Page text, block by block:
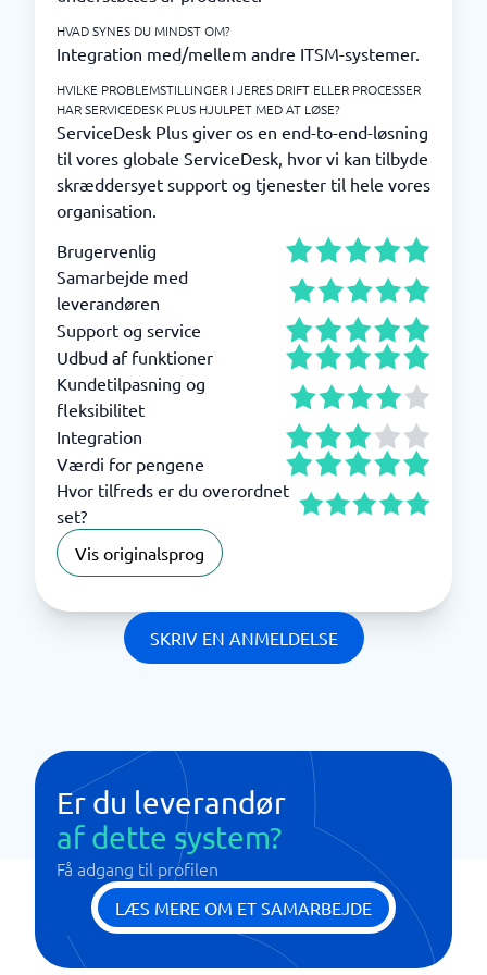
HVAD SYNES DU MINDST OM?
Integration med/mellem andre ITSM-systemer.
HVILKE PROBLEMSTILLINGER I JERES DRIFT ELLER PROCESSER
HAR SERVICEDESK PLUS HJULPET MED AT LØSE?
ServiceDesk Plus giver os en end-to-end-løsning
til vores globale ServiceDesk, hvor vi kan tilbyde
skræddersyet support og tjenester til hele vores
organisation.
Brugervenlig
Samarbejde med
leverandøren
Support og service
Udbud af funktioner
Kundetilpasning og
fleksibilitet
Integration
Værdi for pengene
Hvor tilfreds er du overordnet
set?
Vis originalsprog
SKRIV EN ANMELDELSE
Er du leverandør
af dette system?
Få adgang til profilen
LÆS MERE OM ET SAMARBEJDE